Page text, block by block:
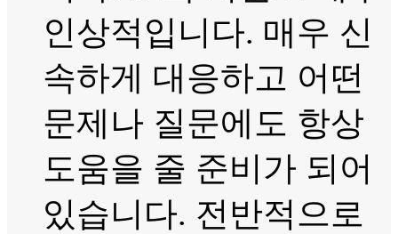
인상적입니다. 매우 신
속하게 대응하고 어떤
문제나 질문에도 항상
도움을 줄 준비가 되어
있습니다. 전반적으로